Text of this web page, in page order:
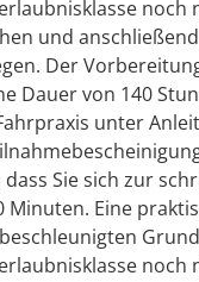
rlaubnisklasse noch
und
Der Vorberei
Dauer von 140
unter
e
Sie sich zur
Eine
gten
noch